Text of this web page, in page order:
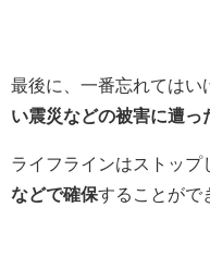
最後に、一番忘れてはい
い震災などの被害に遭っ
ライフラインはストップ
などで確保することがで